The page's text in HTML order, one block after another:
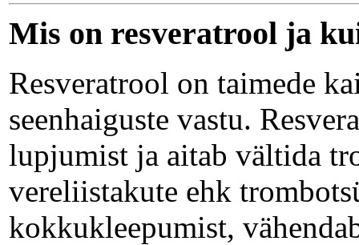
Mis on resveratrool ja
Resveratrool on taimede
seenhaiguste vastu.
lupjumist ja aitab vältida
vereliistakute ehk
kokkukleepumist,